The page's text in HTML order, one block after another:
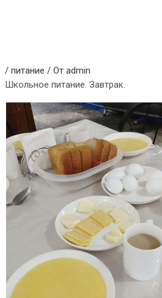
/питание / Отadmin
Школьное питание. Завтрак.